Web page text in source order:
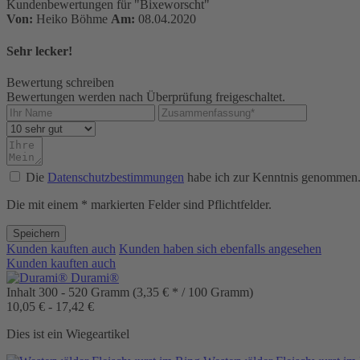
Kundenbewertungen für "Bixeworscht"
Von: Heiko Böhme Am: 08.04.2020
Sehr lecker!
Bewertung schreiben
Bewertungen werden nach Überprüfung freigeschaltet.
Die Datenschutzbestimmungen habe ich zur Kenntnis genommen.
Die mit einem * markierten Felder sind Pflichtfelder.
Speichern
Kunden kauften auch Kunden haben sich ebenfalls angesehen
Kunden kauften auch
Durami®
Inhalt 300 - 520 Gramm (3,35 € * / 100 Gramm)
10,05 € - 17,42 €
Dies ist ein Wiegeartikel